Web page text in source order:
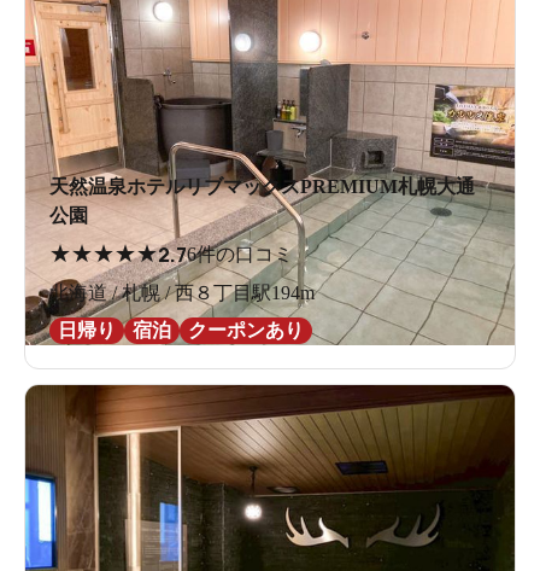
天然温泉ホテルリブマックスPREMIUM札幌大通
公園
★★★★★2.76件の口コミ
北海道 / 札幌 / 西８丁目駅194m
日帰り
宿泊 クーポンあり